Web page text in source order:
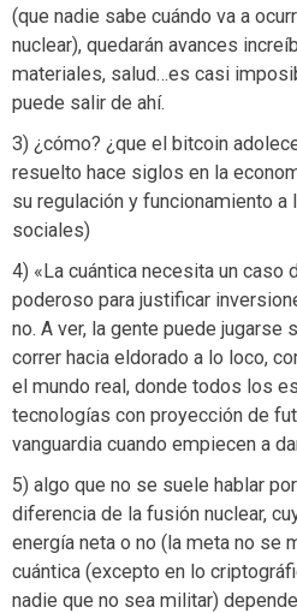
(que nadie sabe cuándo va a
nuclear), quedarán avances
materiales, salud…es casi
puede salir de ahí.
3) ¿cómo? ¿que el bitcoin
resuelto hace siglos en la
su regulación y funcionamiento
sociales)
4) «La cuántica necesita un caso
poderoso para justificar
no. A ver, la gente puede jugarse
correr hacia eldorado a lo loco,
el mundo real, donde todos los
tecnologías con proyección de
vanguardia cuando empiecen a
5) algo que no se suele hablar
diferencia de la fusión nuclear,
energía neta o no (la meta no se
cuántica (excepto en lo
nadie que no sea militar)